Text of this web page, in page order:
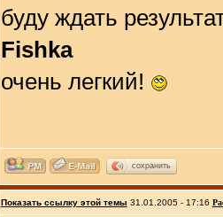
буду ждать
Fishka
очень легкий!
сохранить
Показать ссылку этой темы 31.01.2005 - 17:16